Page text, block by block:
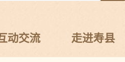
动交流 走进寿县